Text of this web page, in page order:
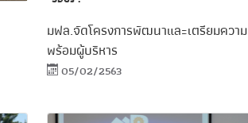
มฟล.จัดโครงการพัฒนาและเตรียมความ
พร้อมผู้บริหาร
05/02/2563